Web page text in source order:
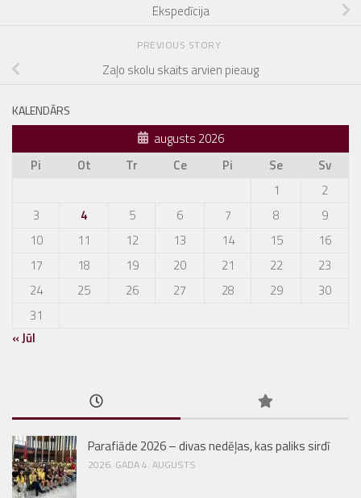
Ekspedīcija
PREVIOUS STORY
Zaļo skolu skaits arvien pieaug
KALENDĀRS
augusts 2026
Pi
Ot Tr Ce Pi Se
Sv
1
2
3
4 5 6 7 8
9
10
11 12 13 14 15
16
17
18 19 20 21 22
23
24
25 26 27 28 29
30
31
« Jūl
Parafiāde 2026 – divas nedēļas, kas paliks sirdī
2026. GADA 4. AUGUSTS